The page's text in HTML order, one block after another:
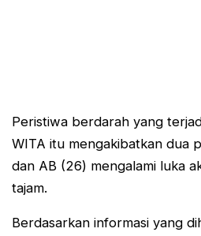
Peristiwa berdarah yang
WITA itu mengakibatkan dua
dan AB (26) mengalami luka
tajam.
Berdasarkan informasi yang